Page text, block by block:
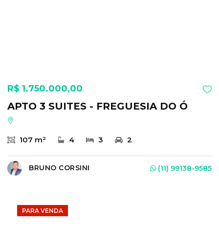
R$ 1.750.000,00
APTO 3 SUITES - FREGUESIA DO Ó
107 m² 4 3 2
BRUNO CORSINI (11) 99138-9585
PARA VENDA